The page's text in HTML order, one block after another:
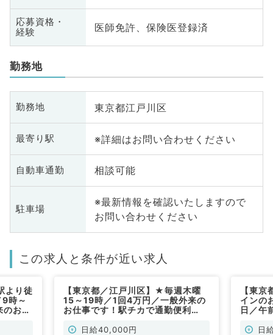
応募資格・
経験
医師免許、保険医登録済
勤務地
勤務地 東京都江戸川区
最寄り駅 ※詳細はお問い合わせください
自動車通勤 相談可能
駐車場
※最新情報を確認いたしますので
お問い合わせください
この求人と条件が近い求人
より徒
時～
お仕
【東京都／江戸川区】★毎週木曜
15～19時／1回4万円／一般外来の
お仕事です！駅チカで通勤便利
日給40,000円
【東
インの
日／午
内科／
日